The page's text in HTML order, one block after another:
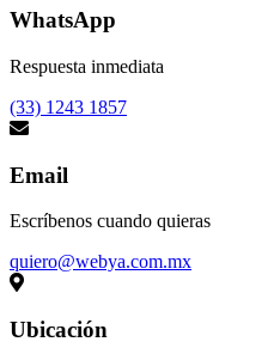
WhatsApp
Respuesta inmediata
(33) 1243 1857
Email
Escríbenos cuando quieras
quiero@webya.com.mx
Ubicación